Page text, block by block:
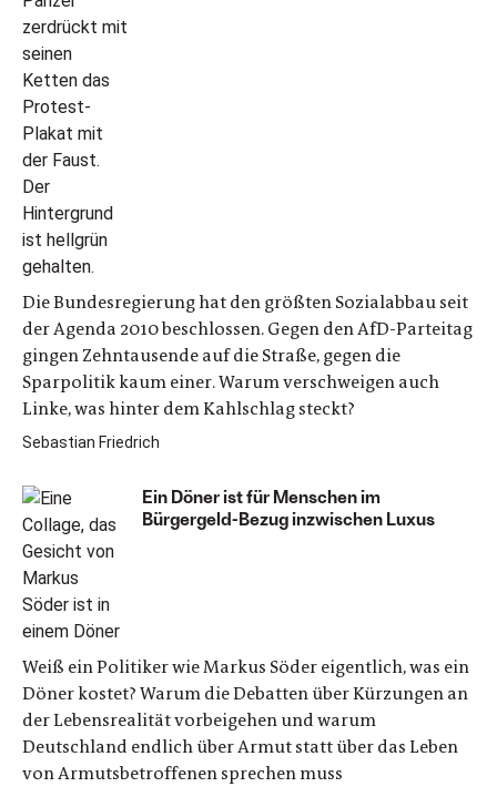
Die Bundesregierung hat den größten Sozialabbau seit
der Agenda 2010 beschlossen. Gegen den AfD-Parteitag
gingen Zehntausende auf die Straße, gegen die
Sparpolitik kaum einer. Warum verschweigen auch
Linke, was hinter dem Kahlschlag steckt?
Sebastian Friedrich
Ein Döner ist für Menschen im
Bürgergeld-Bezug inzwischen Luxus
Weiß ein Politiker wie Markus Söder eigentlich, was ein
Döner kostet? Warum die Debatten über Kürzungen an
der Lebensrealität vorbeigehen und warum
Deutschland endlich über Armut statt über das Leben
von Armutsbetroffenen sprechen muss